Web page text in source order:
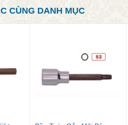
CÙNG DANH MỤC